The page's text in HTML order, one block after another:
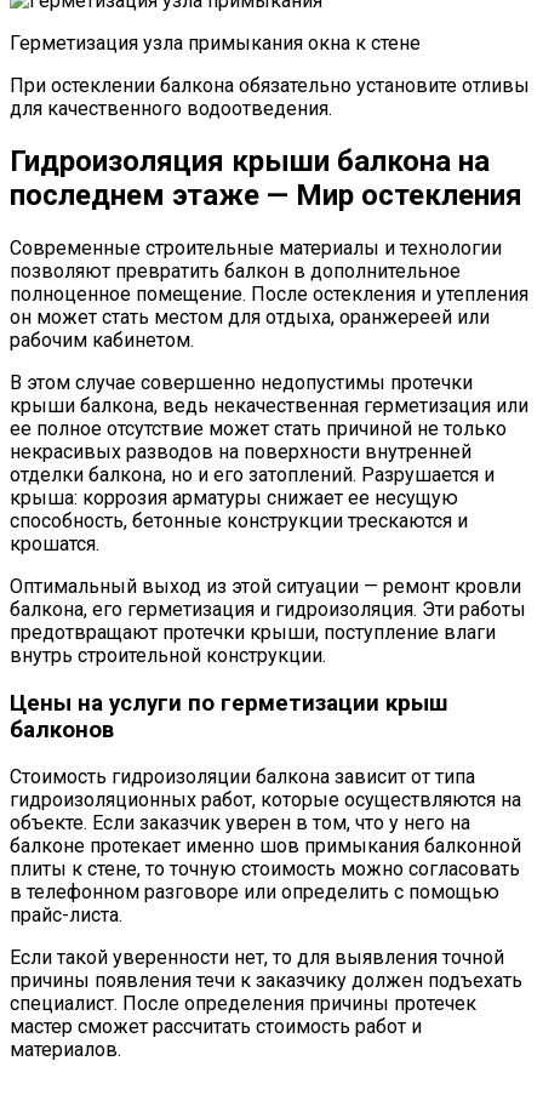
Герметизация узла примыкания окна к стене
При остеклении балкона обязательно установите отливы
для качественного водоотведения.
Гидроизоляция крыши балкона на
последнем этаже — Мир остекления
Современные строительные материалы и технологии
позволяют превратить балкон в дополнительное
полноценное помещение. После остекления и утепления
он может стать местом для отдыха, оранжереей или
рабочим кабинетом.
В этом случае совершенно недопустимы протечки
крыши балкона, ведь некачественная герметизация или
ее полное отсутствие может стать причиной не только
некрасивых разводов на поверхности внутренней
отделки балкона, но и его затоплений. Разрушается и
крыша: коррозия арматуры снижает ее несущую
способность, бетонные конструкции трескаются и
крошатся.
Оптимальный выход из этой ситуации — ремонт кровли
балкона, его герметизация и гидроизоляция. Эти работы
предотвращают протечки крыши, поступление влаги
внутрь строительной конструкции.
Цены на услуги по герметизации крыш
балконов
Стоимость гидроизоляции балкона зависит от типа
гидроизоляционных работ, которые осуществляются на
объекте. Если заказчик уверен в том, что у него на
балконе протекает именно шов примыкания балконной
плиты к стене, то точную стоимость можно согласовать
в телефонном разговоре или определить с помощью
прайс-листа.
Если такой уверенности нет, то для выявления точной
причины появления течи к заказчику должен подъехать
специалист. После определения причины протечек
мастер сможет рассчитать стоимость работ и
материалов.